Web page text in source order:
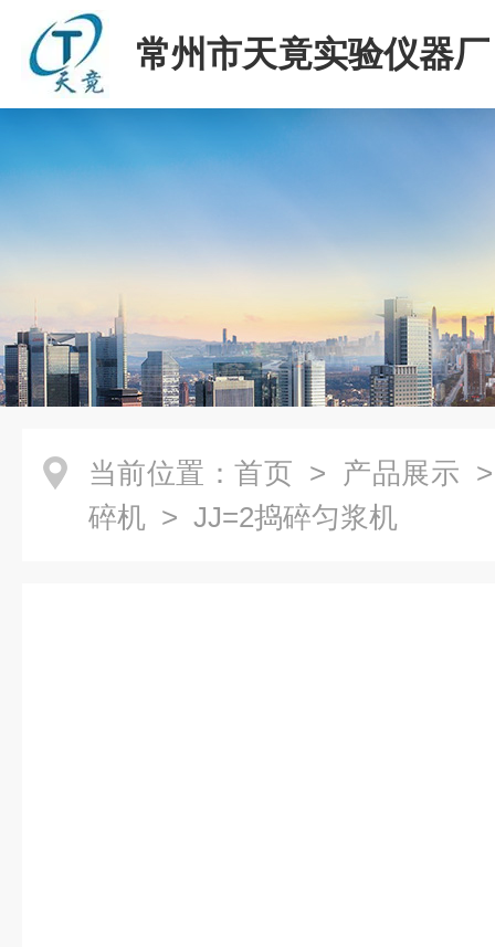
常州市天竟实验仪器厂
当前位置： 首页 > 产品展示
碎机 > JJ=2捣碎匀浆机